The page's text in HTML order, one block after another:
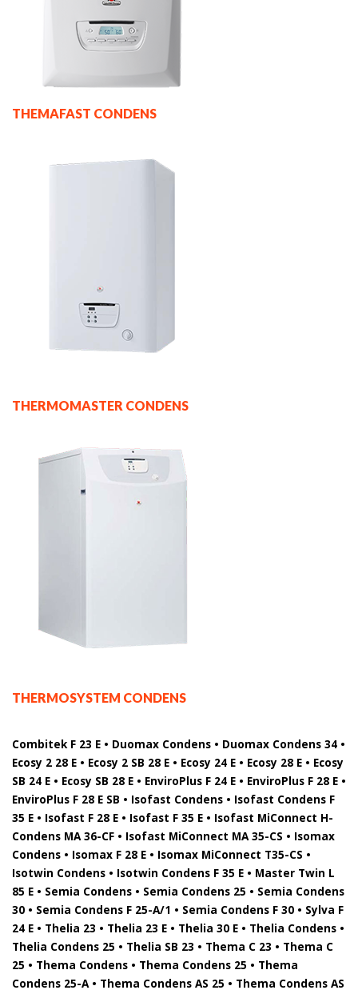
THEMAFAST CONDENS
THERMOMASTER CONDENS
THERMOSYSTEM CONDENS
Combitek F 23 E • Duomax Condens • Duomax Condens 34 •
Ecosy 2 28 E • Ecosy 2 SB 28 E • Ecosy 24 E • Ecosy 28 E • Ecosy
SB 24 E • Ecosy SB 28 E • EnviroPlus F 24 E • EnviroPlus F 28 E •
EnviroPlus F 28 E SB • Isofast Condens • Isofast Condens F
35 E • Isofast F 28 E • Isofast F 35 E • Isofast MiConnect H-
Condens MA 36-CF • Isofast MiConnect MA 35-CS • Isomax
Condens • Isomax F 28 E • Isomax MiConnect T35-CS •
Isotwin Condens • Isotwin Condens F 35 E • Master Twin L
85 E • Semia Condens • Semia Condens 25 • Semia Condens
30 • Semia Condens F 25-A/1 • Semia Condens F 30 • Sylva F
24 E • Thelia 23 • Thelia 23 E • Thelia 30 E • Thelia Condens •
Thelia Condens 25 • Thelia SB 23 • Thema C 23 • Thema C
25 • Thema Condens • Thema Condens 25 • Thema
Condens 25-A • Thema Condens AS 25 • Thema Condens AS